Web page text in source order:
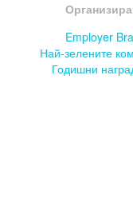
Employer
Най-зелените
Годишни